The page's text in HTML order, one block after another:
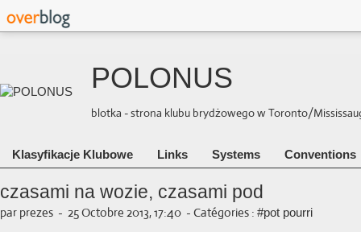
POLONUS
blotka - strona klubu brydżowego w Toronto/
Klasyfikacje Klubowe Links Systems Conventions
czasami na wozie, czasami pod
par prezes - 25 Octobre 2013, 17:40 - Catégories : #pot pourri